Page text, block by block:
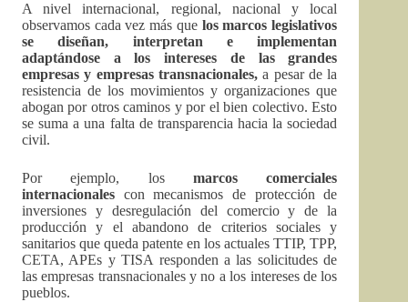
A nivel internacional, regional, nacional y local
observamos cada vez más que los marcos legislativos
se diseñan, interpretan e implementan
adaptándose a los intereses de las grandes
empresas y empresas transnacionales,a pesar de la
resistencia de los movimientos y organizaciones que
abogan por otros caminos y por el bien colectivo. Esto
se suma a una falta de transparencia hacia la sociedad
civil.
Por ejemplo, los marcos comerciales
internacionales con mecanismos de protección de
inversiones y desregulación del comercio y de la
producción y el abandono de criterios sociales y
sanitarios que queda patente en los actuales TTIP, TPP,
CETA, APEs y TISA responden a las solicitudes de
las empresas transnacionales y no a los intereses de los
pueblos.